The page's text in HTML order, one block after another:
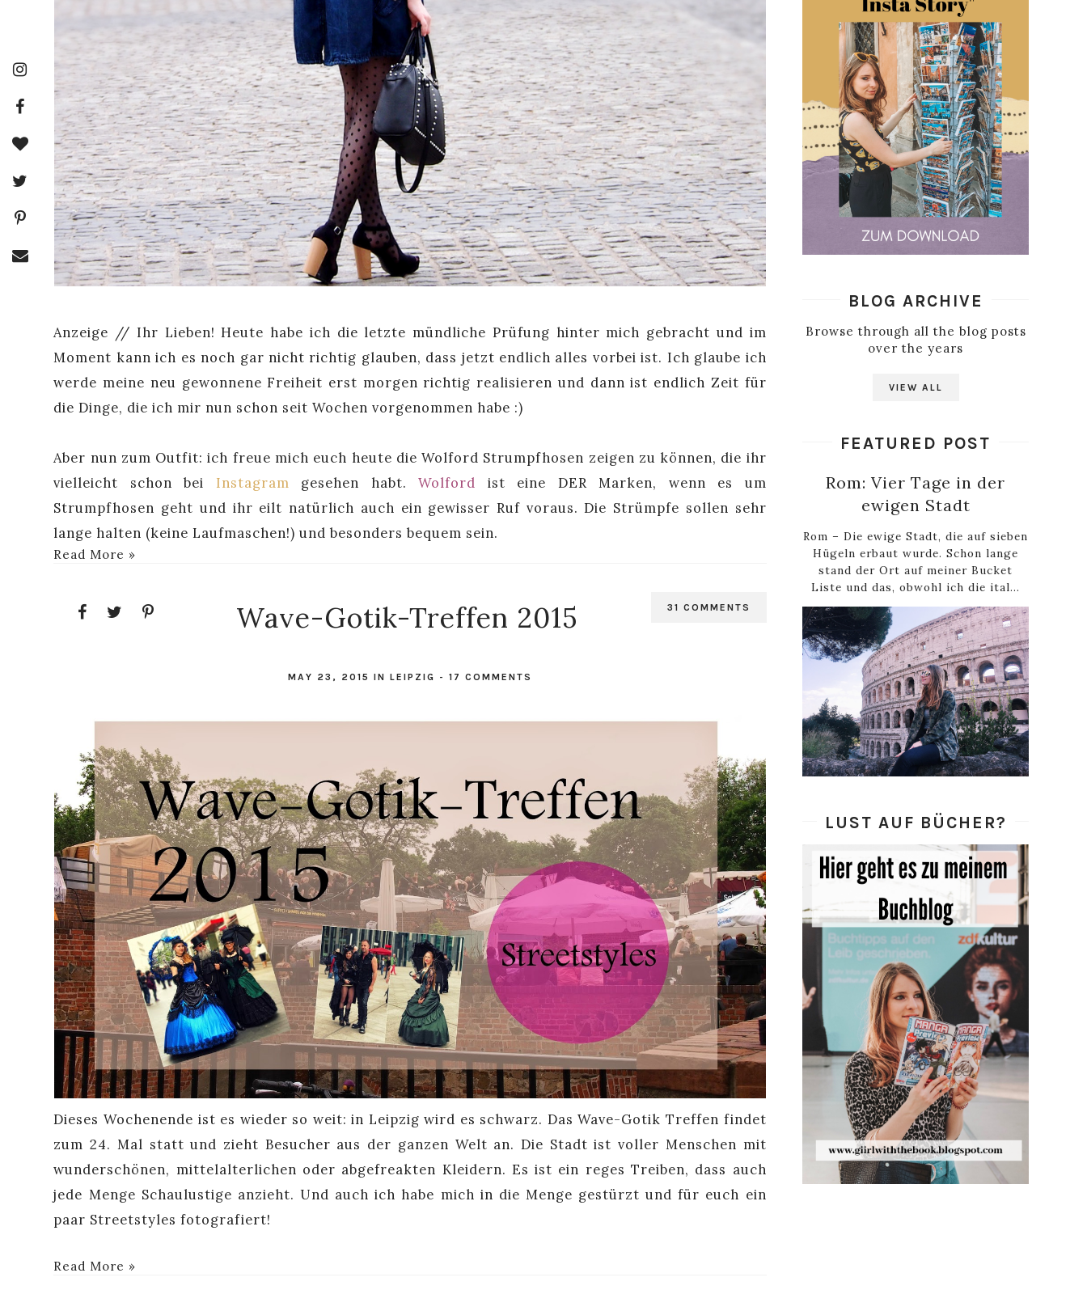
Anzeige // Ihr Lieben! Heute habe ich die letzte mündliche Prüfung hinter mich gebracht und im
Moment kann ich es noch gar nicht richtig glauben, dass jetzt endlich alles vorbei ist. Ich glaube ich
werde meine neu gewonnene Freiheit erst morgen richtig realisieren und dann ist endlich Zeit für
die Dinge, die ich mir nun schon seit Wochen vorgenommen habe :)
Aber nun zum Outfit: ich freue mich euch heute die Wolford Strumpfhosen zeigen zu können, die ihr
vielleicht schon bei Instagram gesehen habt.Wolford ist eine DER Marken, wenn es um
Strumpfhosen geht und ihr eilt natürlich auch ein gewisser Ruf voraus. Die Strümpfe sollen sehr
lange halten (keine Laufmaschen!) und besonders bequem sein.
Read More »
31 COMMENTS
Wave-Gotik-Treffen 2015
MAY 23, 2015 IN LEIPZIG - 17 COMMENTS
Dieses Wochenende ist es wieder so weit: in Leipzig wird es schwarz. Das Wave-Gotik Treffen findet
zum 24. Mal statt und zieht Besucher aus der ganzen Welt an. Die Stadt ist voller Menschen mit
wunderschönen, mittelalterlichen oder abgefreakten Kleidern. Es ist ein reges Treiben, dass auch
jede Menge Schaulustige anzieht. Und auch ich habe mich in die Menge gestürzt und für euch ein
paar Streetstyles fotografiert!
Read More »
BLOG ARCHIVE
Browse through all the blog posts
over the years
VIEW ALL
FEATURED POST
Rom: Vier Tage in der
ewigen Stadt
Rom – Die ewige Stadt, die auf sieben
Hügeln erbaut wurde. Schon lange
stand der Ort auf meiner Bucket
Liste und das, obwohl ich die ital...
LUST AUF BÜCHER?